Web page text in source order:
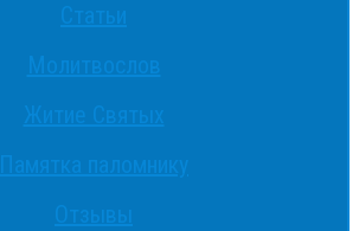
Статьи
Молитвослов
Житие Святых
Памятка паломнику
Отзывы